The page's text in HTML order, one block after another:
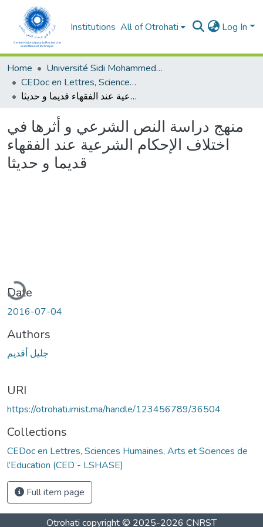
Institutions All of Otrohati Log In
Home
Université Sidi Mohammed Ben Abdellah - Fès
CEDoc en Lettres, Sciences Humaines, Arts et Sciences de l’Education (CED - LSHASE)
منهج دراسة النص الشرعي و أثرها في اختلاف الإحكام الشرعية عند الفقهاء قديما و حديثا
منهج دراسة النص الشرعي و أثرها في
اختلاف الإحكام الشرعية عند الفقهاء
قديما و حديثا
Date
2016-07-04
Authors
جليل أقديم
URI
https://otrohati.imist.ma/handle/123456789/36504
Collections
CEDoc en Lettres, Sciences Humaines, Arts et Sciences de
l’Education (CED - LSHASE)
Full item page
Otrohati copyright © 2025-2026 CNRST